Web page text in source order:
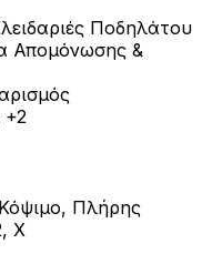
Ποδηλάτου
Απομόνωσης &
+2
Πλήρης
Χ